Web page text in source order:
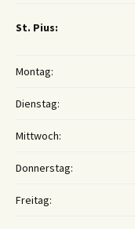
St. Pius:
Montag:
Dienstag:
Mittwoch:
Donnerstag:
Freitag: